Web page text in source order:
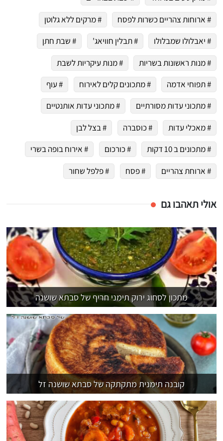
# ארוחות צהריים כשרות לפסח
# מרקים ללא גלוטן
# יאבלולו שמבלולו
# תבלין חוויאג'
# שבת חתן
# מנות ראשונות בשריות
# מנות עיקריות לשבת
# תפוחי אדמה
# מתכונים קלים לאירוח
# עוף
# מתכוני עדות מסורתיים
# מתכוני עדות אותנטיים
# מאכלי עדות
# כוסברה
# בצל לבן
# מתכונים ב 10 דקות
# כורכום
# אירוח בופה בשרי
# ארוחת צהריים
# פסח # פלפל שחור
אולי תאהבו גם
מתכון לסחוג ירוק תימני חריף של סבתא שושנה
קובנה תימנית מתקתקה של סבתא שושנה זל